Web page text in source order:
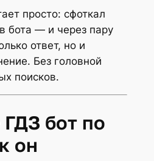
просто: сфоткал
бота — и через пару
ответ, но и
Без головной
поисков.
ГДЗ бот по
он